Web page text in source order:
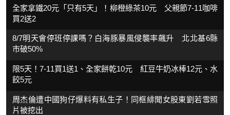
全家拿鐵20元「只有5天」！柳橙綠茶10元 父親節7-11咖啡
買2送2
8/7明天會停班停課嗎？白海豚暴風侵襲率飆升 北北基6縣
市破50%
限5天！7-11買1送1、全家餅乾10元 紅豆牛奶冰棒12元、水
餃5元
周杰倫遭中國狗仔爆料有私生子！同框緋聞女股東劉若雪照
片被挖出